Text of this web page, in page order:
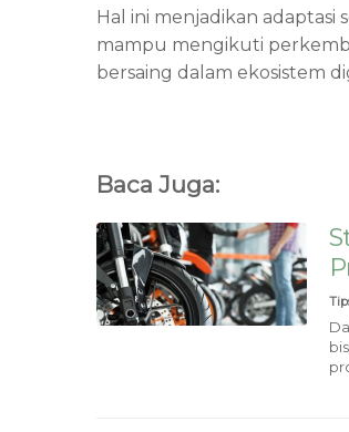
Hal ini menjadikan adaptasi
mampu mengikuti
bersaing dalam ekosistem
Baca Juga: